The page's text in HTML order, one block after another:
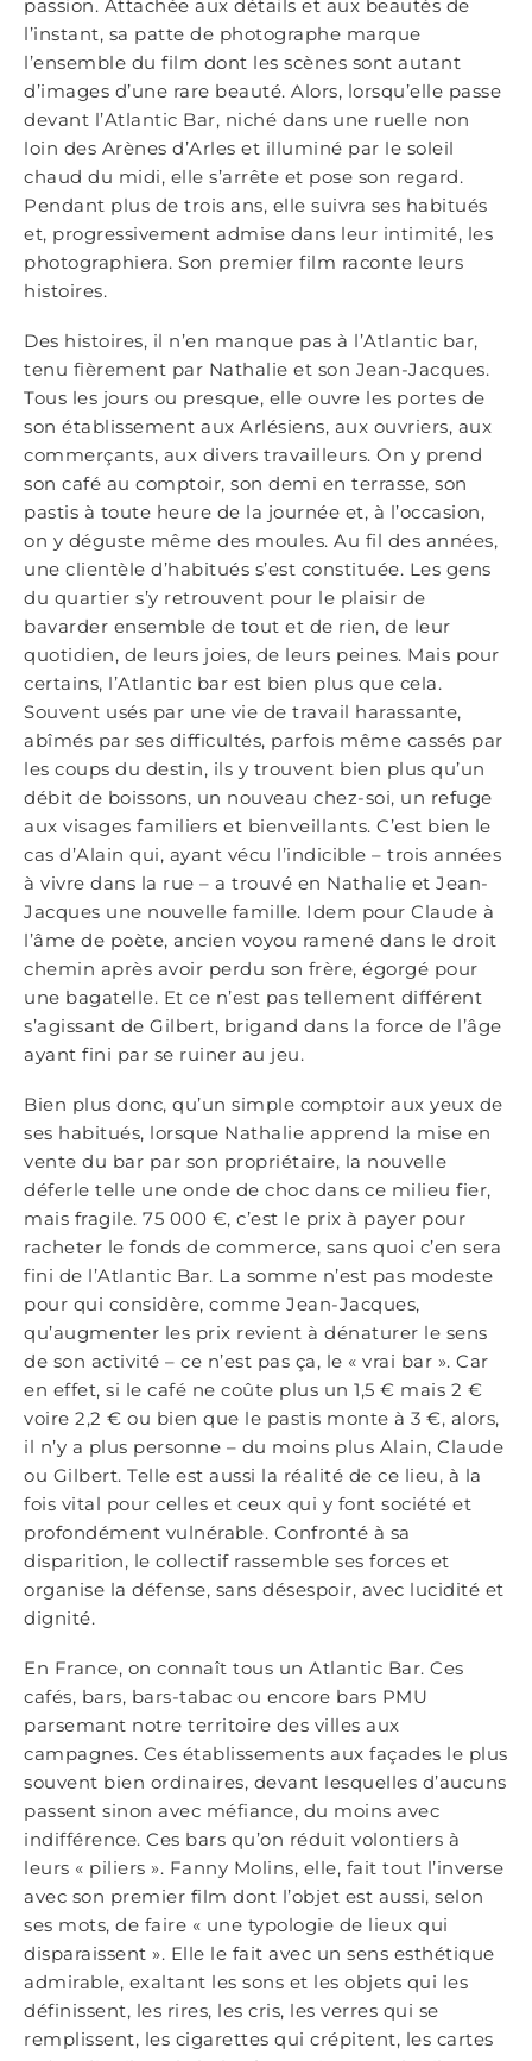
passion. Attachée aux détails et aux beautés de
l’instant, sa patte de photographe marque
l’ensemble du film dont les scènes sont autant
d’images d’une rare beauté. Alors, lorsqu’elle passe
devant l’Atlantic Bar, niché dans une ruelle non
loin des Arènes d’Arles et illuminé par le soleil
chaud du midi, elle s’arrête et pose son regard.
Pendant plus de trois ans, elle suivra ses habitués
et, progressivement admise dans leur intimité, les
photographiera. Son premier film raconte leurs
histoires.
Des histoires, il n’en manque pas à l’Atlantic bar,
tenu fièrement par Nathalie et son Jean-Jacques.
Tous les jours ou presque, elle ouvre les portes de
son établissement aux Arlésiens, aux ouvriers, aux
commerçants, aux divers travailleurs. On y prend
son café au comptoir, son demi en terrasse, son
pastis à toute heure de la journée et, à l’occasion,
on y déguste même des moules. Au fil des années,
une clientèle d’habitués s’est constituée. Les gens
du quartier s’y retrouvent pour le plaisir de
bavarder ensemble de tout et de rien, de leur
quotidien, de leurs joies, de leurs peines. Mais pour
certains, l’Atlantic bar est bien plus que cela.
Souvent usés par une vie de travail harassante,
abîmés par ses difficultés, parfois même cassés par
les coups du destin, ils y trouvent bien plus qu’un
débit de boissons, un nouveau chez-soi, un refuge
aux visages familiers et bienveillants. C’est bien le
cas d’Alain qui, ayant vécu l’indicible – trois années
à vivre dans la rue – a trouvé en Nathalie et Jean-
Jacques une nouvelle famille. Idem pour Claude à
l’âme de poète, ancien voyou ramené dans le droit
chemin après avoir perdu son frère, égorgé pour
une bagatelle. Et ce n’est pas tellement différent
s’agissant de Gilbert, brigand dans la force de l’âge
ayant fini par se ruiner au jeu.
Bien plus donc, qu’un simple comptoir aux yeux de
ses habitués, lorsque Nathalie apprend la mise en
vente du bar par son propriétaire, la nouvelle
déferle telle une onde de choc dans ce milieu fier,
mais fragile. 75 000 €, c’est le prix à payer pour
racheter le fonds de commerce, sans quoi c’en sera
fini de l’Atlantic Bar. La somme n’est pas modeste
pour qui considère, comme Jean-Jacques,
qu’augmenter les prix revient à dénaturer le sens
de son activité – ce n’est pas ça, le « vrai bar ». Car
en effet, si le café ne coûte plus un 1,5 € mais 2 €
voire 2,2 € ou bien que le pastis monte à 3 €, alors,
il n’y a plus personne – du moins plus Alain, Claude
ou Gilbert. Telle est aussi la réalité de ce lieu, à la
fois vital pour celles et ceux qui y font société et
profondément vulnérable. Confronté à sa
disparition, le collectif rassemble ses forces et
organise la défense, sans désespoir, avec lucidité et
dignité.
En France, on connaît tous un Atlantic Bar. Ces
cafés, bars, bars-tabac ou encore bars PMU
parsemant notre territoire des villes aux
campagnes. Ces établissements aux façades le plus
souvent bien ordinaires, devant lesquelles d’aucuns
passent sinon avec méfiance, du moins avec
indifférence. Ces bars qu’on réduit volontiers à
leurs « piliers ». Fanny Molins, elle, fait tout l’inverse
avec son premier film dont l’objet est aussi, selon
ses mots, de faire « une typologie de lieux qui
disparaissent ». Elle le fait avec un sens esthétique
admirable, exaltant les sons et les objets qui les
définissent, les rires, les cris, les verres qui se
remplissent, les cigarettes qui crépitent, les cartes